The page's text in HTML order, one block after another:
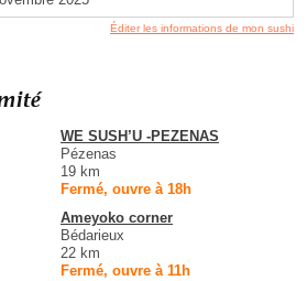
Éditer les informations de mon sushi
WE SUSH’U -PEZENAS
Pézenas
19 km
Fermé, ouvre à 18h
Ameyoko corner
Bédarieux
22 km
Fermé, ouvre à 11h